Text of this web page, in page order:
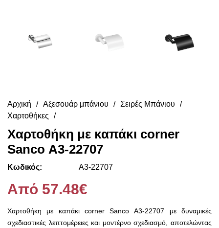
Αρχική Αξεσουάρ μπάνιου
Σειρές Μπάνιου
Χαρτοθήκες
Χαρτοθήκη με καπάκι corner
Sanco Α3-22707
Κωδικός: Α3-22707
Από 57.48€
Χαρτοθήκη με καπάκι corner Sanco Α3-22707 με δυναμικές
σχεδιαστικές λεπτομέρειες και μοντέρνο σχεδιασμό, αποτελώντας